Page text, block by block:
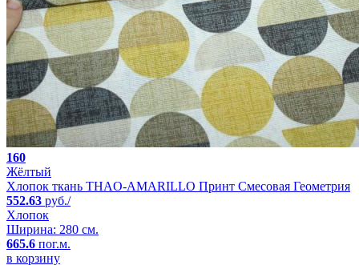
160
Жёлтый
Хлопок ткань THAO-AMARILLO Принт Смесовая Геометрия
552.63 руб./
Хлопок
Ширина: 280 см.
665.6 пог.м.
в корзину